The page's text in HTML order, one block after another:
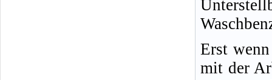
Erst
mit der